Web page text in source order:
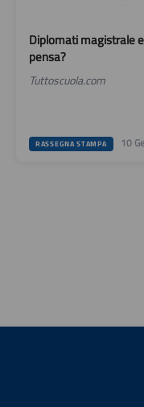
Diplomati magistrale
pensa?
Tuttoscuola.com
RASSEGNA STAMPA 10